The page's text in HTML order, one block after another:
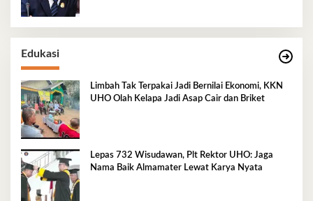
Edukasi
Limbah Tak Terpakai Jadi Bernilai Ekonomi, KKN
UHO Olah Kelapa Jadi Asap Cair dan Briket
Lepas 732 Wisudawan, Plt Rektor UHO: Jaga
Nama Baik Almamater Lewat Karya Nyata